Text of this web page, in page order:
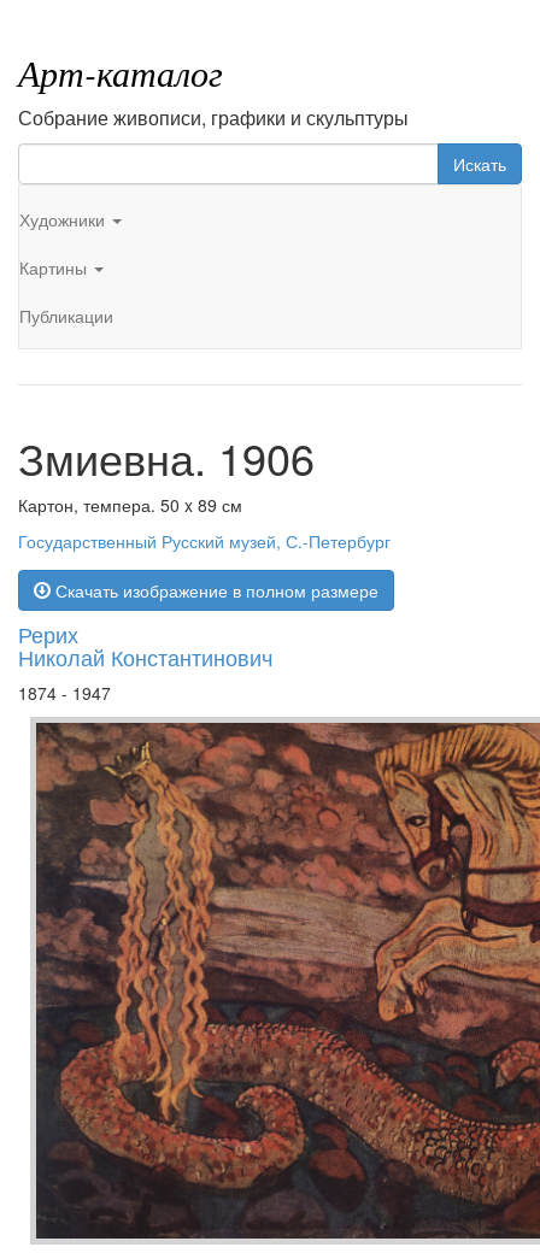
Арт-каталог
Собрание живописи, графики и скульптуры
Искать
Художники
Картины
Публикации
Змиевна. 1906
Картон, темпера. 50 x 89 см
Государственный Русский музей, С.-Петербург
Скачать изображение в полном размере
Рерих
Николай Константинович
1874 - 1947